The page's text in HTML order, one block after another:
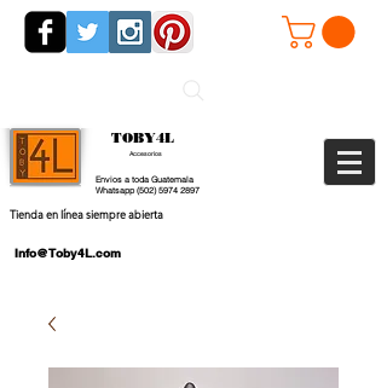
Envios a toda Guatemala
Whatsapp(502) 5974 2897
TOBY4L
Accesorios
Tienda en línea siempre abierta
Info@Toby4L.com